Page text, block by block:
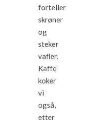
forteller
skrøner
og
steker
vafler.
Kaffe
koker
vi
også,
etter